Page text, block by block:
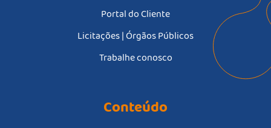
Portal do Cliente
Licitações | Órgãos Públicos
Trabalhe conosco
Conteúdo